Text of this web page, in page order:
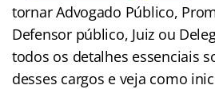
tornar Advogado Público,
Defensor público, Juiz ou
todos os detalhes essenciais
desses cargos e veja como